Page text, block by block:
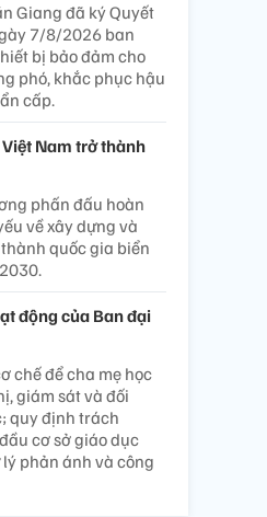
Giang đã ký Quyết
7/8/2026 ban
bị bảo đảm cho
phó, khắc phục hậu
cấp.
Nam trở thành
phấn đấu hoàn
về xây dựng và
quốc gia biển
động của Ban đại
chế để cha mẹ học
giám sát và đối
quy định trách
cơ sở giáo dục
phản ánh và công